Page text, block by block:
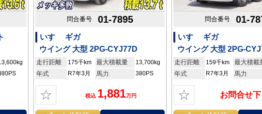
問合番号 01-7895
いすゞ ギガ
ウイング 大型 2PG-CYJ77D
走行距離 175千km 最大積載量 13,700kg
年式 R7年3月 馬力 380PS
☆ 税込 1,881万円
問合番号 01-
いすゞ ギガ
ウイング 大型 2PG-
走行距離 159千km 最大積載
年式 R7年3月 馬力
☆ お問合せ